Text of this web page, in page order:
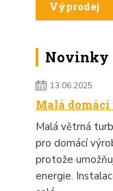
Výprodej
Novinky
13.06.2025
Malá
Malá větrná
pro domácí
protože
energie.